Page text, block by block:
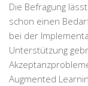
Die Befragung
schon einen
bei der
Unterstützung
Augmented